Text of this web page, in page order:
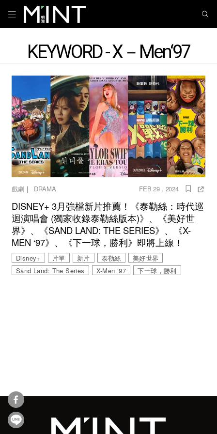
KEYWORD - X－Men‘97
戲劇｜ DRAMA FEB 29 , 2024
DISNEY+ 3月強檔新片推薦！《泰勒絲：時代巡
迴演唱會 (獨家收錄泰勒絲版本)》、《美好世
界》、《SAND LAND: THE SERIES》、《X-
MEN ‘97》、《下一球，勝利》即將上線！
Disney+ 片單 新片 泰勒絲
美好世界
Sand Land: The Series
X-Men ‘97 下一球，勝利